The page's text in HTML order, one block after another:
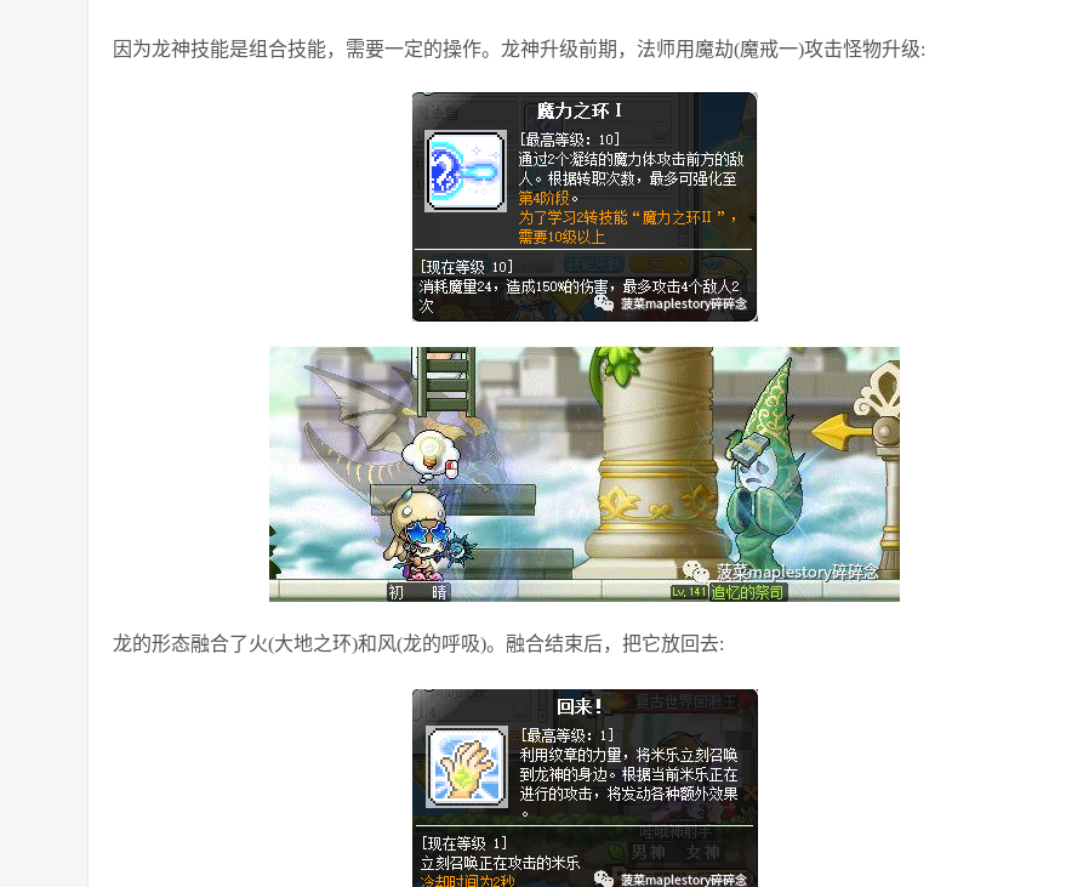
因为龙神技能是组合技能，需要一定的操作。龙神升级前期，法师用魔劫(魔戒一)攻击怪物升级:
龙的形态融合了火(大地之环)和风(龙的呼吸)。融合结束后，把它放回去: